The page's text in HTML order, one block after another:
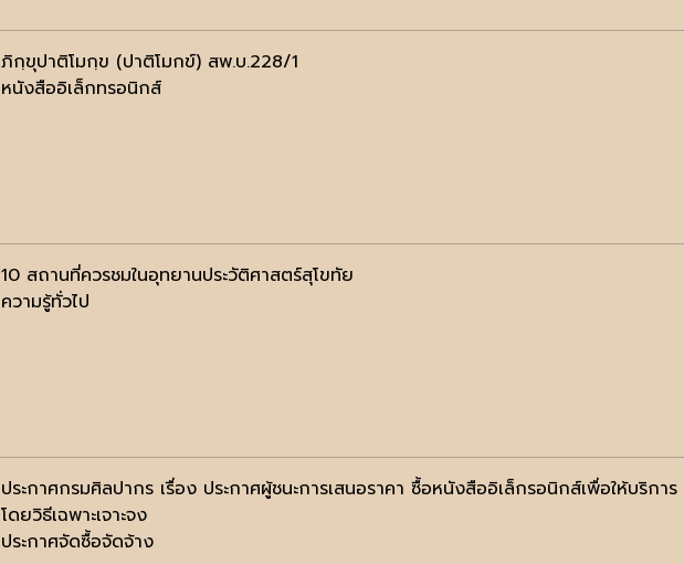
ภิกฺขุปาติโมกฺข (ปาติโมกข์) สพ.บ.228/1
หนังสืออิเล็กทรอนิกส์
10 สถานที่ควรชมในอุทยานประวัติศาสตร์สุโขทัย
ความรู้ทั่วไป
ประกาศกรมศิลปากร เรื่อง ประกาศผู้ชนะการเสนอราคา ซื้อหนังสืออิเล็กรอนิกส์เพื่อให้บริกา
โดยวิธีเฉพาะเจาะจง
ประกาศจัดซื้อจัดจ้าง